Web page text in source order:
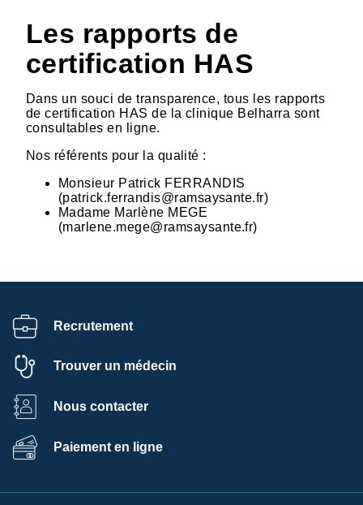
Les rapports de
certification HAS
Dans un souci de transparence, tous les rapports
de certification HAS de la clinique Belharra sont
consultables en ligne.
Nos référents pour la qualité :
Monsieur Patrick FERRANDIS
(patrick.ferrandis@ramsaysante.fr)
Madame Marlène MEGE
(marlene.mege@ramsaysante.fr)
Recrutement
Trouver un médecin
Nous contacter
Paiement en ligne